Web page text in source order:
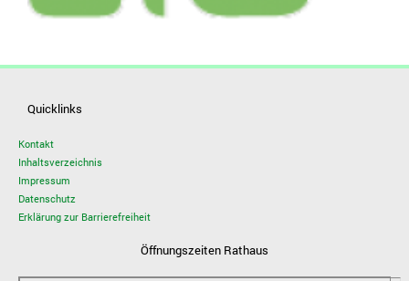
Quicklinks
Kontakt
Inhaltsverzeichnis
Impressum
Datenschutz
Erklärung zur Barrierefreiheit
Öffnungszeiten Rathaus